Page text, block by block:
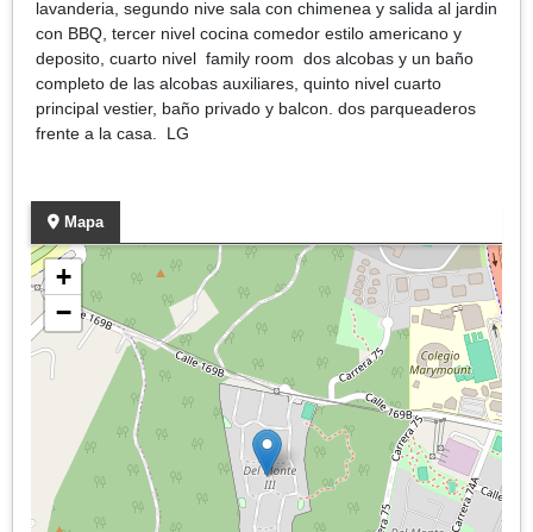
lavanderia, segundo nive sala con chimenea y salida al jardin
con BBQ, tercer nivel cocina comedor estilo americano y
deposito, cuarto nivel family room dos alcobas y un baño
completo de las alcobas auxiliares, quinto nivel cuarto
principal vestier, baño privado y balcon. dos parqueaderos
frente a la casa. LG
Mapa
+
−